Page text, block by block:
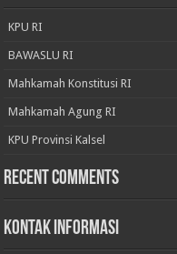
KPU RI
BAWASLU RI
Mahkamah Konstitusi RI
Mahkamah Agung RI
KPU Provinsi Kalsel
Recent Comments
KONTAK INFORMASI